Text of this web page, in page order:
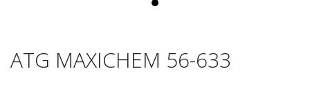
ATG MAXICHEM 56-633